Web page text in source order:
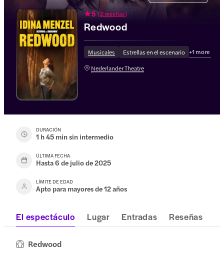
5 (2 reseñas)
Redwood
Musicales Estrellas en el escenario +1 more
Nederlander Theatre
DURACIÓN
1 h 45 min sin intermedio
ÚLTIMA FECHA
Hasta 6 de julio de 2025
LÍMITE DE EDAD
Apto para mayores de 12 años
El espectáculo Lugar Entradas Reseñas
Redwood